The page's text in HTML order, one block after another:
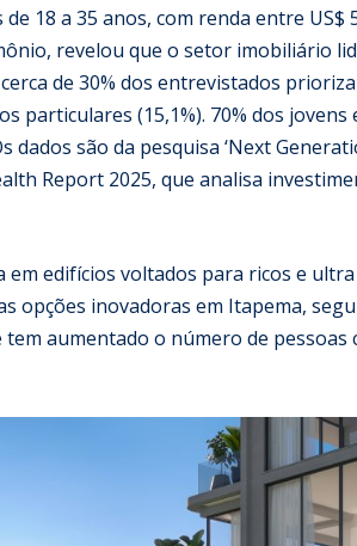
18 a 35 anos, com renda entre
revelou que o setor imobiliário
de 30% dos entrevistados
particulares (15,1%). 70% dos
dados são da pesquisa ‘Next
Report 2025, que analisa
em edifícios voltados para ricos e
opções inovadoras em Itapema,
aumentado o número de pessoas